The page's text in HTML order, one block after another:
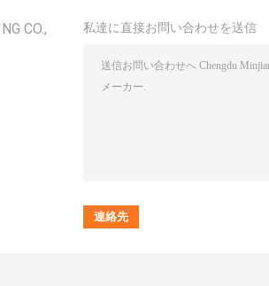
CO.,
私達に直接お問い合わせを送信